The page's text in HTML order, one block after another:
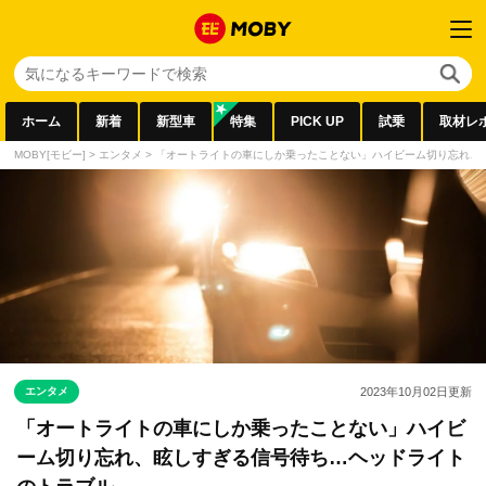
ホーム 新着 新型車 特集 PICK UP 試乗 取材レ
MOBY[モビー] > エンタメ > 「オートライトの車にしか乗ったことない」ハイビーム切り忘れ
エンタメ 2023年10月02日更新
「オートライトの車にしか乗ったことない」ハイビ
ーム切り忘れ、眩しすぎる信号待ち…ヘッドライト